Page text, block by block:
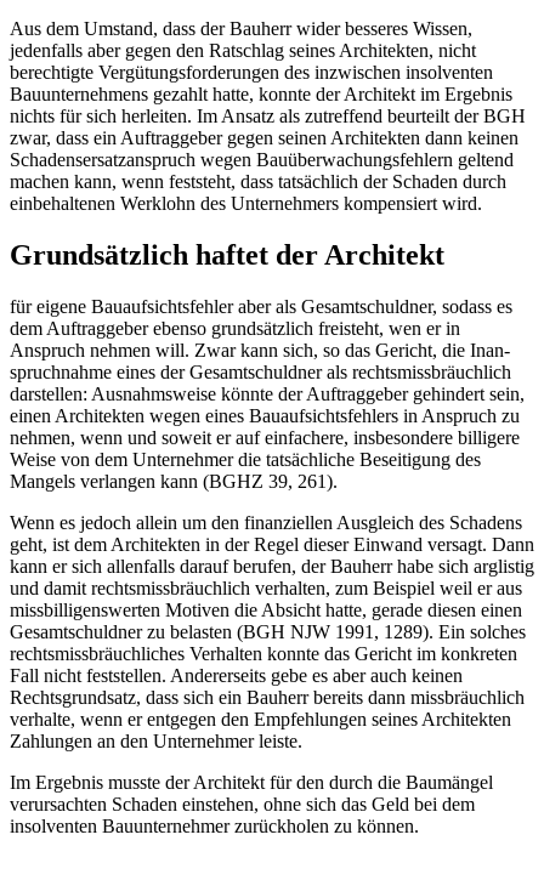
Aus dem Umstand, dass der Bauherr wider besseres Wissen,
jedenfalls aber gegen den Ratschlag seines Architekten, nicht
berechtigte Vergütungsforderungen des inzwischen insolventen
Bauunternehmens gezahlt hatte, konnte der Architekt im Ergebnis
nichts für sich herleiten. Im Ansatz als zutreffend beurteilt der BGH
zwar, dass ein Auftraggeber gegen seinen Architekten dann keinen
Schadensersatzanspruch wegen Bauüberwachungsfehlern geltend
machen kann, wenn feststeht, dass tatsächlich der Schaden durch
einbehaltenen Werklohn des Unternehmers kompensiert wird.
Grundsätzlich haftet der Architekt
für eigene Bauaufsichtsfehler aber als Gesamtschuldner, sodass es
dem Auftraggeber ebenso grundsätzlich freisteht, wen er in
Anspruch nehmen will. Zwar kann sich, so das Gericht, die Inan­
spruchnahme eines der Gesamtschuldner als rechtsmissbräuchlich
darstellen: Ausnahmsweise könnte der Auftraggeber gehindert sein,
einen Architekten wegen eines Bauaufsichtsfehlers in Anspruch zu
nehmen, wenn und soweit er auf einfachere, insbesondere billigere
Weise von dem Unternehmer die tatsächliche Beseitigung des
Mangels verlangen kann (BGHZ 39, 261).
Wenn es jedoch allein um den finanziellen Ausgleich des Schadens
geht, ist dem Architekten in der Regel dieser Einwand versagt. Dann
kann er sich allenfalls darauf berufen, der Bauherr habe sich arglistig
und damit rechtsmissbräuchlich verhalten, zum Beispiel weil er aus
missbilligenswerten Motiven die Absicht hatte, gerade diesen einen
Gesamtschuldner zu belasten (BGH NJW 1991, 1289). Ein solches
rechtsmissbräuchliches Verhalten konnte das Gericht im konkreten
Fall nicht feststellen. Andererseits gebe es aber auch keinen
Rechtsgrundsatz, dass sich ein Bauherr bereits dann missbräuchlich
verhalte, wenn er entgegen den Empfehlungen seines Architekten
Zahlungen an den Unternehmer leiste.
Im Ergebnis musste der Architekt für den durch die Baumängel
verursachten Schaden einstehen, ohne sich das Geld bei dem
insolventen Bauunternehmer zurückholen zu können.